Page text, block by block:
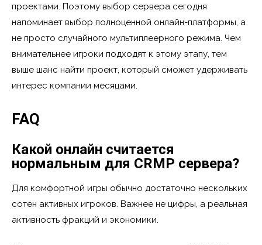
проектами. Поэтому выбор сервера сегодня
напоминает выбор полноценной онлайн-платформы, а
не просто случайного мультиплеерного режима. Чем
внимательнее игроки подходят к этому этапу, тем
выше шанс найти проект, который сможет удерживать
интерес компании месяцами.
FAQ
Какой онлайн считается
нормальным для CRMP сервера?
Для комфортной игры обычно достаточно нескольких
сотен активных игроков. Важнее не цифры, а реальная
активность фракций и экономики.